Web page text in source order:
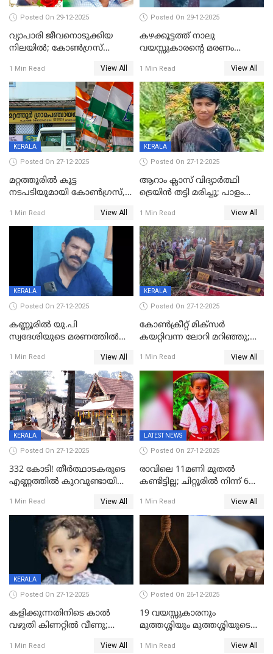
Posted On 29-12-2025
വ്യാപാരി ജീവനൊടുക്കിയ
നിലയില്‍; കോണ്‍ഗ്രസ്
മാനസികപീഡനമെന്ന് കുറിപ്പ്
1 Min Read View All
Posted On 29-12-2025
കഴക്കൂട്ടത്ത് നാലു
വയസ്സുകാരന്റെ മരണം
സുഹൃത്തും പൊലീസ്
കസ്റ്റഡിയിൽ
1 Min Read View All
KERALA
Posted On 27-12-2025
മറ്റത്തൂരിൽ കൂട്ട
നടപടിയുമായി കോണ്‍ഗ്രസ്,
എട്ട് പേര്‍ ഉള്‍പ്പെടെ
പത്തുപേരെ പുറത്താക്കി,
ചൊവ്വന്നൂരിലും നടപടി
1 Min Read View All
KERALA
Posted On 27-12-2025
ആറാം ക്ലാസ് വിദ്യാർത്ഥി
ട്രെയിൻ തട്ടി മരിച്ചു; പാളം
അപകടം മലപ്പുറത്ത്
1 Min Read View All
KERALA
Posted On 27-12-2025
കണ്ണൂരിൽ യു.പി
സ്വദേശിയുടെ മരണത്തിൽ
കേസ്; തർക്കമുണ്ടായത്
ഫേഷ്യലിന് 300 രൂപ
ആവശ്യപ്പെട്ടതിനെച്ചൊല്ലി
1 Min Read View All
KERALA
Posted On 27-12-2025
കോണ്‍ക്രീറ്റ് മിക്‌സര്‍
കയറ്റിവന്ന ലോറി മറിഞ്ഞു;
അപകടം കണ്ണൂരിൽ
1 Min Read View All
KERALA
Posted On 27-12-2025
332 കോടി! തീർത്ഥാടകരുടെ
എണ്ണത്തിൽ കുറവുണ്ടായിട്ടും
കുതിച്ചുയരുന്നു
1 Min Read View All
LATEST NEWS
Posted On 27-12-2025
രാവിലെ 11മണി മുതൽ
കണ്ടിട്ടില്ല; ചിറ്റൂരിൽ നിന്ന് 6
1 Min Read View All
KERALA
Posted On 27-12-2025
കളിക്കുന്നതിനിടെ കാൽ
വഴുതി കിണറ്റിൽ വീണു;
ദാരുണാന്ത്യം
1 Min Read View All
Posted On 26-12-2025
19 വയസ്സുകാരനും
മുത്തശ്ശിയും മുത്തശ്ശിയുടെ
മരിച്ചനിലയിൽ
1 Min Read View All